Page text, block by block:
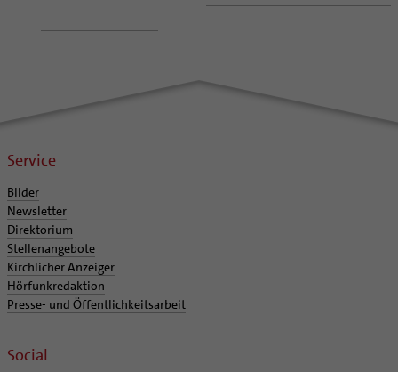
Service
Bilder
Newsletter
Direktorium
Stellenangebote
Kirchlicher Anzeiger
Hörfunkredaktion
Presse- und Öffentlichkeitsarbeit
Social